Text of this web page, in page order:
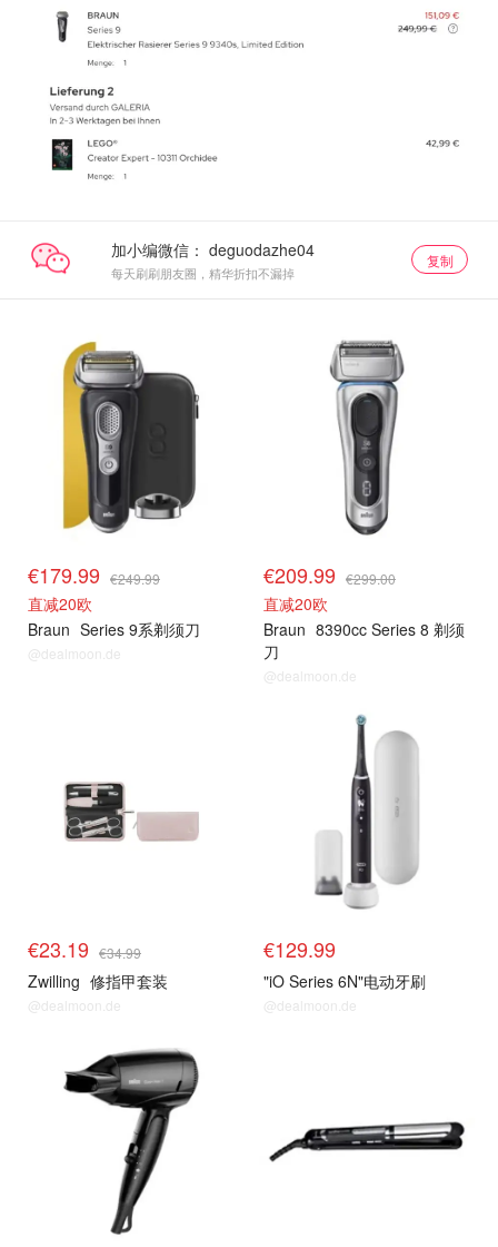
加小编微信：
每天刷刷朋友圈，精华折扣不漏掉
复制
€179.99 €249.99
直减20欧
Braun Series 9系剃须刀
@dealmoon.de
€209.99 €299.00
直减20欧
Braun 8390cc Series 8 剃须
刀
@dealmoon.de
€23.19 €34.99
Zwilling 修指甲套装
@dealmoon.de
€129.99
"iO Series 6N"电动牙刷
@dealmoon.de